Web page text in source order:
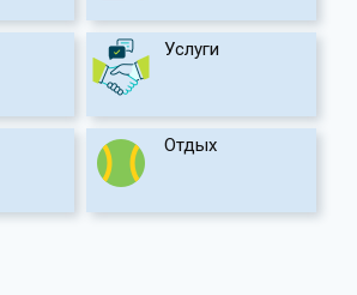
Услуги
Отдых